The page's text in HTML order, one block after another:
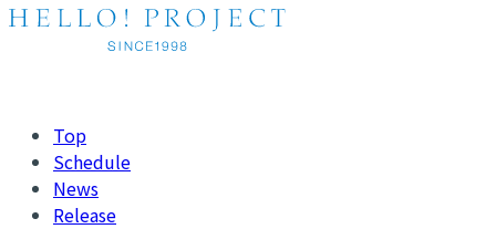
Top
Schedule
News
Release